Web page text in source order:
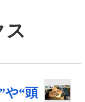
ス
や“頭